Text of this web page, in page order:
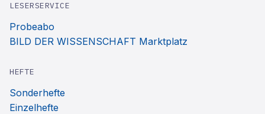
LESERSERVICE
Probeabo
BILD DER WISSENSCHAFT Marktplatz
HEFTE
Sonderhefte
Einzelhefte